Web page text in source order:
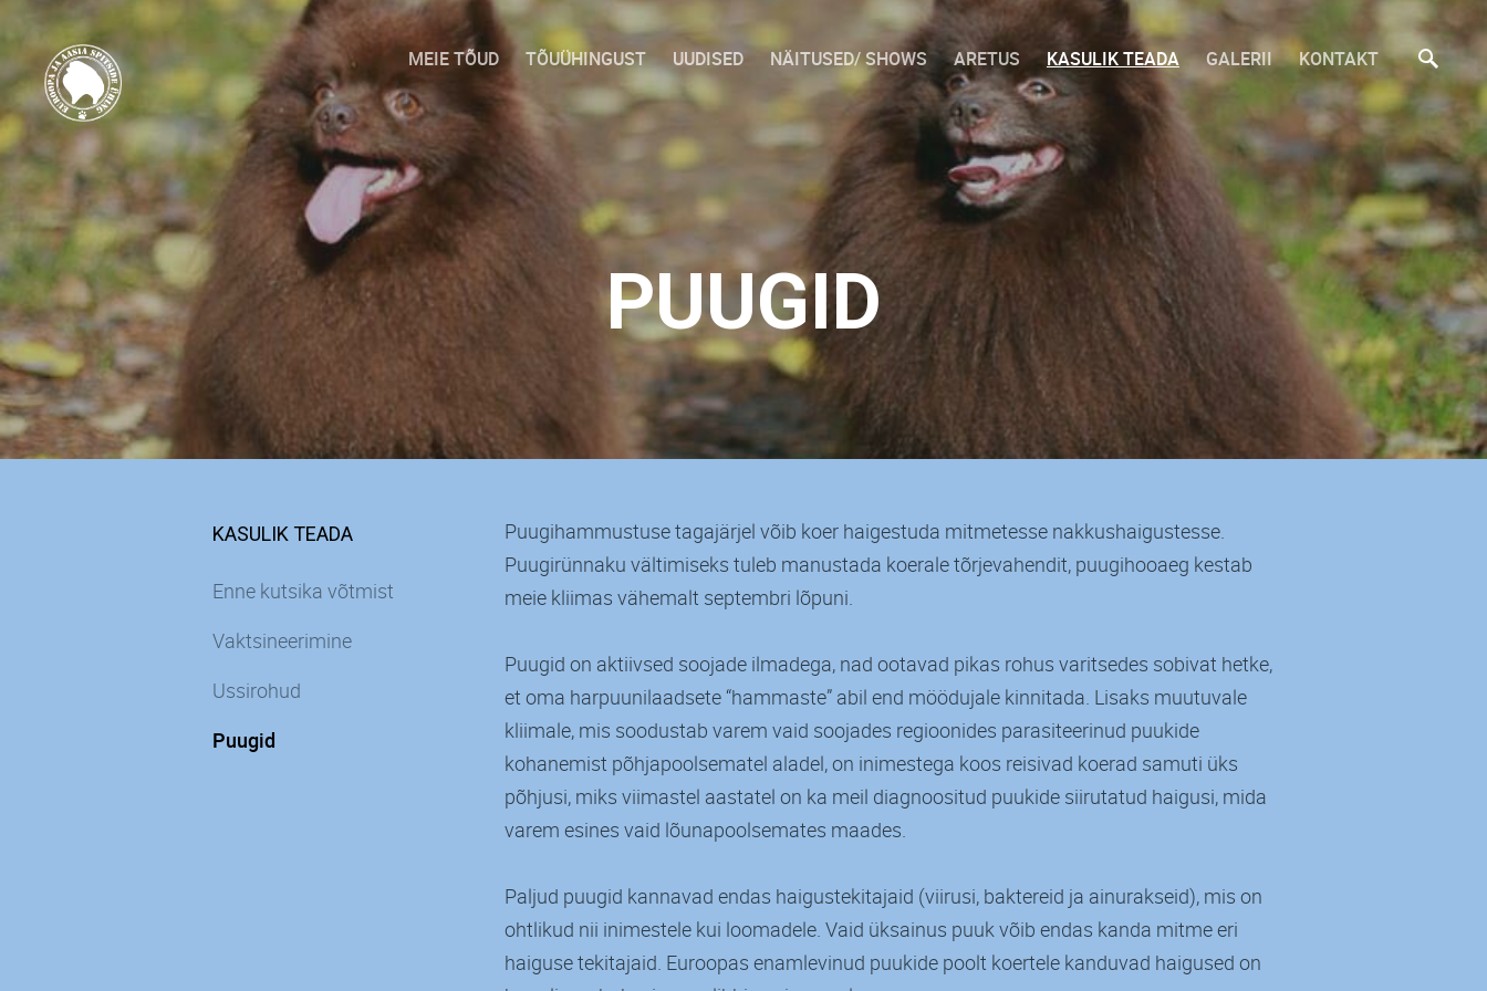
MEIE TÕUD TÕUÜHINGUST UUDISED NÄITUSED/ SHOWS ARETUS KASULIK TEADA GALERII KONTAKT
PUUGID
KASULIK TEADA
Enne kutsika võtmist
Vaktsineerimine
Ussirohud
Puugid
Puugihammustuse tagajärjel võib koer haigestuda mitmetesse nakkushaigustesse.
Puugirünnaku vältimiseks tuleb manustada koerale tõrjevahendit, puugihooaeg kestab
meie kliimas vähemalt septembri lõpuni.
Puugid on aktiivsed soojade ilmadega, nad ootavad pikas rohus varitsedes sobivat hetke,
et oma harpuunilaadsete “hammaste” abil end möödujale kinnitada. Lisaks muutuvale
kliimale, mis soodustab varem vaid soojades regioonides parasiteerinud puukide
kohanemist põhjapoolsematel aladel, on inimestega koos reisivad koerad samuti üks
põhjusi, miks viimastel aastatel on ka meil diagnoositud puukide siirutatud haigusi, mida
varem esines vaid lõunapoolsemates maades.
Paljud puugid kannavad endas haigustekitajaid (viirusi, baktereid ja ainurakseid), mis on
ohtlikud nii inimestele kui loomadele. Vaid üksainus puuk võib endas kanda mitme eri
haiguse tekitajaid. Euroopas enamlevinud puukide poolt koertele kanduvad haigused on